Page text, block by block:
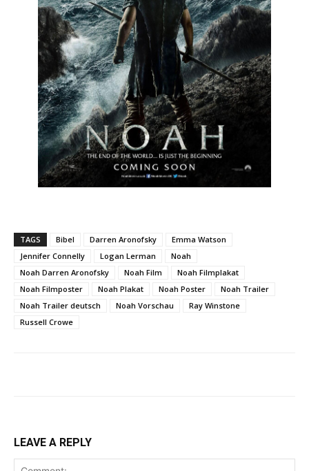
TAGS Bibel Darren Aronofsky
Emma Watson
Jennifer Connelly
Logan Lerman
Noah
Noah Darren Aronofsky
Noah Film
Noah Filmplakat
Noah Filmposter
Noah Plakat Noah Poster
Noah Trailer
Noah Trailer deutsch
Noah Vorschau
Ray Winstone
Russell Crowe
LEAVE A REPLY